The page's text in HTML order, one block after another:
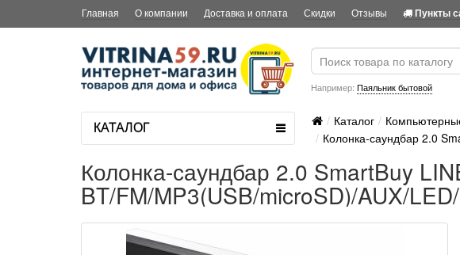
Главная О компании Доставка и оплата Скидки Отзывы Пункты
Например: Паяльник бытовой
КАТАЛОГ Каталог
Колонка-саундбар 2.0
Колонка-саундбар 2.0 SmartBuy
BT/FM/MP3(USB/microSD)/AUX/